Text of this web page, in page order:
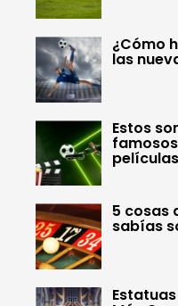
¿Cómo
las
Estos
películas
5 cosas
sabías